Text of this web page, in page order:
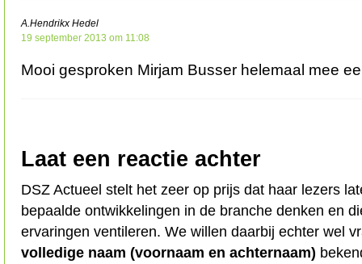
A.Hendrikx Hedel
19 september 2013 om 11:08
Mooi gesproken Mirjam Busser helemaal mee
Laat een reactie achter
DSZ Actueel stelt het zeer op prijs dat haar lezers
bepaalde ontwikkelingen in de branche denken en
ervaringen ventileren. We willen daarbij echter wel
volledige naam (voornaam en achternaam)